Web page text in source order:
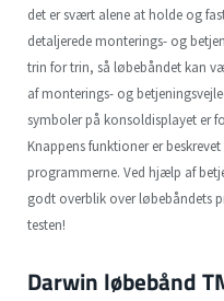
det er svært alene at holde og
detaljerede monterings- og
trin for trin, så løbebåndet kan
af monterings- og
symboler på konsoldisplayet er
Knappens funktioner er
programmerne. Ved hjælp af
godt overblik over løbebåndets
testen!
Darwin løbebånd